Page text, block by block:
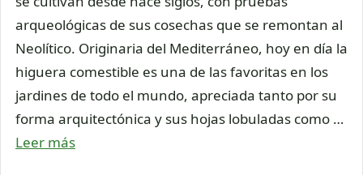
arqueológicas de sus cosechas que se remontan al
Neolítico. Originaria del Mediterráneo, hoy en día la
higuera comestible es una de las favoritas en los
jardines de todo el mundo, apreciada tanto por su
forma arquitectónica y sus hojas lobuladas como …
Leer más